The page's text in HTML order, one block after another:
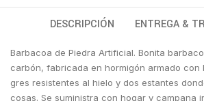
DESCRIPCIÓN ENTREGA &
Barbacoa de Piedra Artificial. Bonita
carbón, fabricada en hormigón armado con
gres resistentes al hielo y dos estantes
cosas. Se suministra con hogar y campana